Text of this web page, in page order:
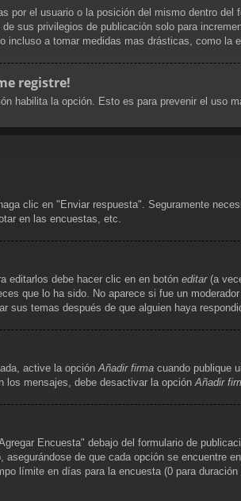
por el usuario o la posición del mismo dentro
sus privilegios de publicación solo para
incluso a tomar medidas mas drásticas, como la
registre!
habilita la opción. Esto es para prevenir el uso
clic en "Enviar respuesta". Seguramente
en las encuestas, etc.
editarlos debe hacer clic en en botón editar(a
que lo ha sido. No aparece si fue un
sus temas después de que alguien haya
active la opciónAñadir firma cuando publique
los mensajes, debe desactivar la opciónAñadir
Encuesta" debajo del formulario de
de que cada opción se encuentre
límite en días para la encuesta (0 para